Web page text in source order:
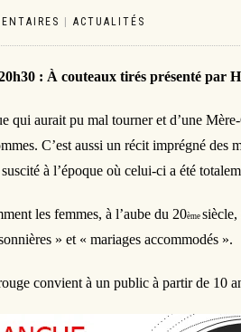
ACTUALITÉS
: À couteaux tirés présenté par
qui aurait pu mal tourner et d’une
C’est aussi un récit imprégné des
à l’époque où celui-ci a été
les femmes, à l’aube du 20ème
» et « mariages accommodés ».
convient à un public à partir de 10